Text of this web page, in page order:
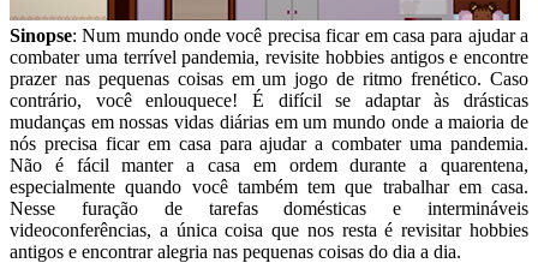
Sinopse: Num mundo onde você precisa ficar em casa para ajudar a
combater uma terrível pandemia, revisite hobbies antigos e encontre
prazer nas pequenas coisas em um jogo de ritmo frenético. Caso
contrário, você enlouquece! É difícil se adaptar às drásticas
mudanças em nossas vidas diárias em um mundo onde a maioria de
nós precisa ficar em casa para ajudar a combater uma pandemia.
Não é fácil manter a casa em ordem durante a quarentena,
especialmente quando você também tem que trabalhar em casa.
Nesse furação de tarefas domésticas e intermináveis
videoconferências, a única coisa que nos resta é revisitar hobbies
antigos e encontrar alegria nas pequenas coisas do dia a dia.